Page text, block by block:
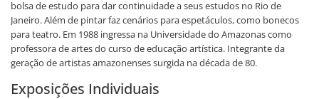
bolsa de estudo para dar continuidade a seus estudos no Rio de
Janeiro. Além de pintar faz cenários para espetáculos, como bonecos
para teatro. Em 1988 ingressa na Universidade do Amazonas como
professora de artes do curso de educação artística. Integrante da
geração de artistas amazonenses surgida na década de 80.
Exposições Individuais